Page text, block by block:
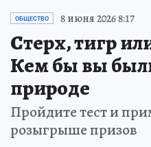
ОБЩЕСТВО 8 июня 2026 8:17
Стерх, тигр
Кем бы вы
природе
Пройдите тест и
розыгрыше призов